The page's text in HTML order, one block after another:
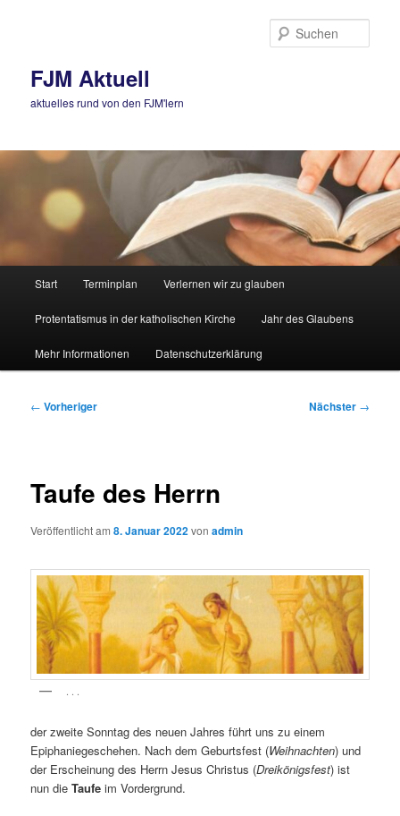
FJM Aktuell
aktuelles rund von den FJM'lern
Start Terminplan Verlernen wir zu glauben
Protentatismus in der katholischen Kirche Jahr des Glaubens
Mehr Informationen Datenschutzerklärung
Beitragsnavigation
← Vorheriger Nächster →
Taufe des Herrn
Veröffentlicht am8. Januar 2022vonadmin
. . .
der zweite Sonntag des neuen Jahres führt uns zu einem
Epiphaniegeschehen. Nach dem Geburtsfest (Weihnachten) und
der Erscheinung des Herrn Jesus Christus (Dreikönigsfest) ist
nun dieTaufeim Vordergrund.